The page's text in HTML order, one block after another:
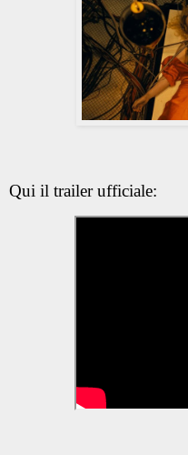
Qui il trailer ufficiale: